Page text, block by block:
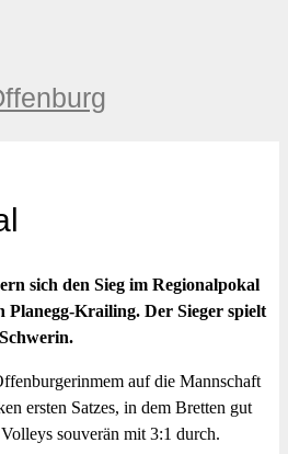
sich den Sieg im Regionalpokal
Planegg-Krailing. Der Sieger spielt
auf die Mannschaft
ersten Satzes, in dem Bretten gut
souverän mit 3:1 durch.